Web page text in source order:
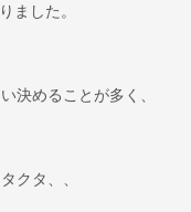
ました。
決めることが多く、
クタ、、